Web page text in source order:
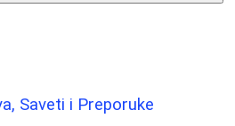
Saveti i Preporuke